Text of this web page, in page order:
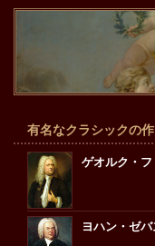
有名なクラシックの作
ゲオルク・
ヨハン・ゼ